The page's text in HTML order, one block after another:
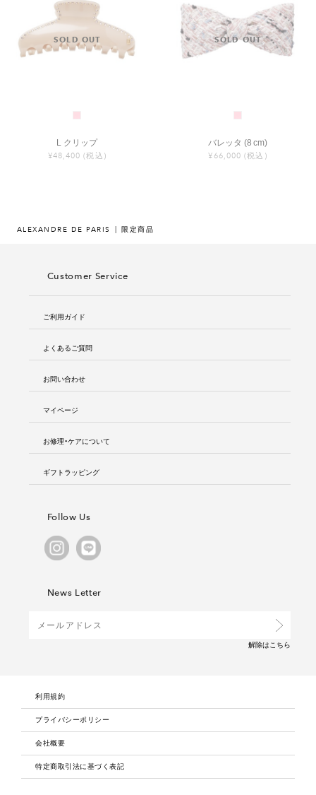
L クリップ
¥48,400 (税込)
バレッタ (8 cm)
¥66,000 (税込)
ALEXANDRE DE PARIS 限定商品
Customer Service
ご利用ガイド
よくあるご質問
お問い合わせ
マイページ
お修理・ケアについて
ギフトラッピング
Follow Us
News Letter
解除はこちら
利用規約
プライバシーポリシー
会社概要
特定商取引法に基づく表記